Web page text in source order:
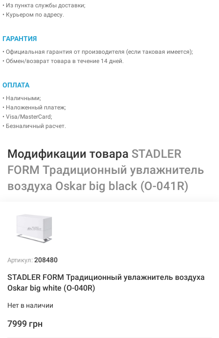
• Из пункта службы доставки;
• Курьером по адресу.
ГАРАНТИЯ
• Официальная гарантия от производителя (если таковая имеется);
• Обмен/возврат товара в течение 14 дней.
ОПЛАТА
• Наличными;
• Наложенный платеж;
• Visa/MasterCard;
• Безналичный расчет.
Модификации товара STADLER
FORM Традиционный увлажнитель
воздуха Oskar big black (O-041R)
Артикул: 208480
STADLER FORM Традиционный увлажнитель воздуха
Oskar big white (O-040R)
Нет в наличии
7999 грн